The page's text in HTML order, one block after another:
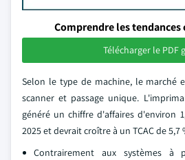
Comprendre les tendances
Télécharger le PDF
Selon le type de machine, le marché
scanner et passage unique.
généré un chiffre d'affaires d'environ
2025 et devrait croître à un TCAC de 5,7
Contrairement aux systèmes à